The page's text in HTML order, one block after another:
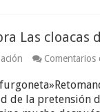
Las cloacas
Comentarios
de la pretensión